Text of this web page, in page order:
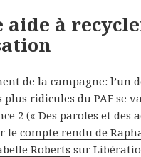
aide à
de la campagne: l’un
plus ridicules du PAF se
2 (« Des paroles et des
lecompte rendu de
Roberts sur